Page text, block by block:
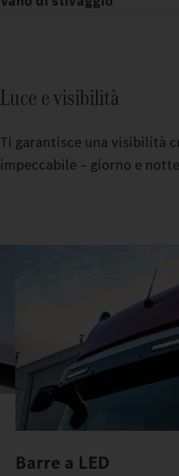
Il profilo cromato e i puntini
ProCabin un aspetto esclusivo.
Il TruckLocker su misura crea
Luce e visibilità
Ti garantisce una visibilità
impeccabile – giorno e
Barre a LED